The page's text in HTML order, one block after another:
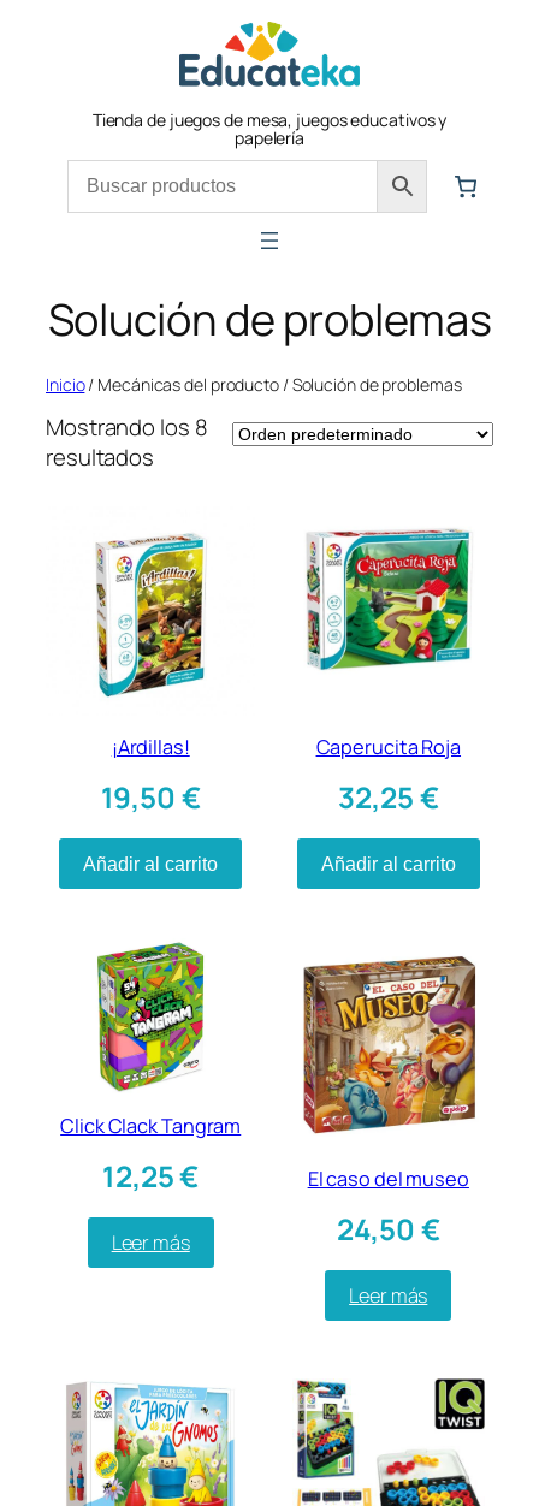
Tienda de juegos de mesa, juegos educativos y
papelería
Solución de problemas
Inicio/ Mecánicas del producto / Solución de problemas
Mostrando los 8
resultados
¡Ardillas!
19,50€
Añadir al carrito
Caperucita Roja
32,25€
Añadir al carrito
Click Clack Tangram
12,25€
Leer más
El caso del museo
24,50€
Leer más